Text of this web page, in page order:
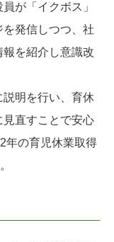
が「イクボス」
発信しつつ、社
を紹介し意識改
明を行い、育休
直すことで安心
年の育児休業取得